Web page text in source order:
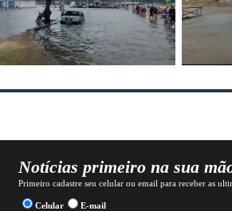
Notícias primeiro na sua
Primeiro cadastre seu celular ou email para receber as
Celular E-mail